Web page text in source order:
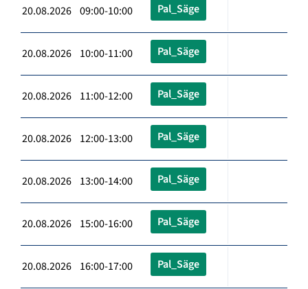
20.08.2026 09:00-10:00 Pal_Säge
20.08.2026 10:00-11:00 Pal_Säge
20.08.2026 11:00-12:00 Pal_Säge
20.08.2026 12:00-13:00 Pal_Säge
20.08.2026 13:00-14:00 Pal_Säge
20.08.2026 15:00-16:00 Pal_Säge
20.08.2026 16:00-17:00 Pal_Säge